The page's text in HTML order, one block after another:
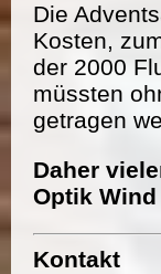
Die
Kosten,
der 2000
müssten
getragen
Daher
Optik
Kontakt